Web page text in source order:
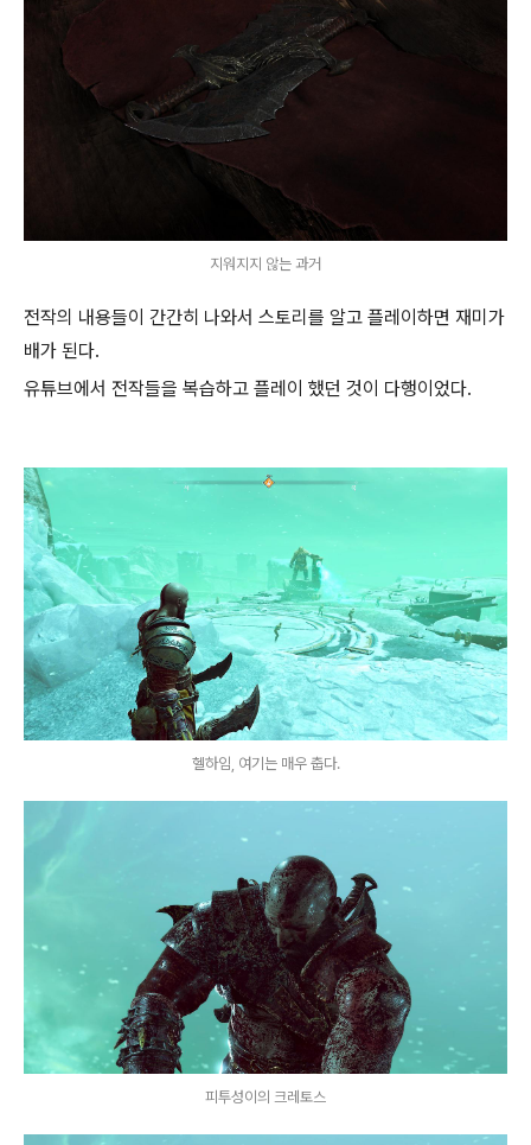
지워지지 않는 과거
전작의 내용들이 간간히 나와서 스토리를 알고 플레이하면 재미가
배가 된다.
유튜브에서 전작들을 복습하고 플레이 했던 것이 다행이었다.
헬하임, 여기는 매우 춥다.
피투성이의 크레토스